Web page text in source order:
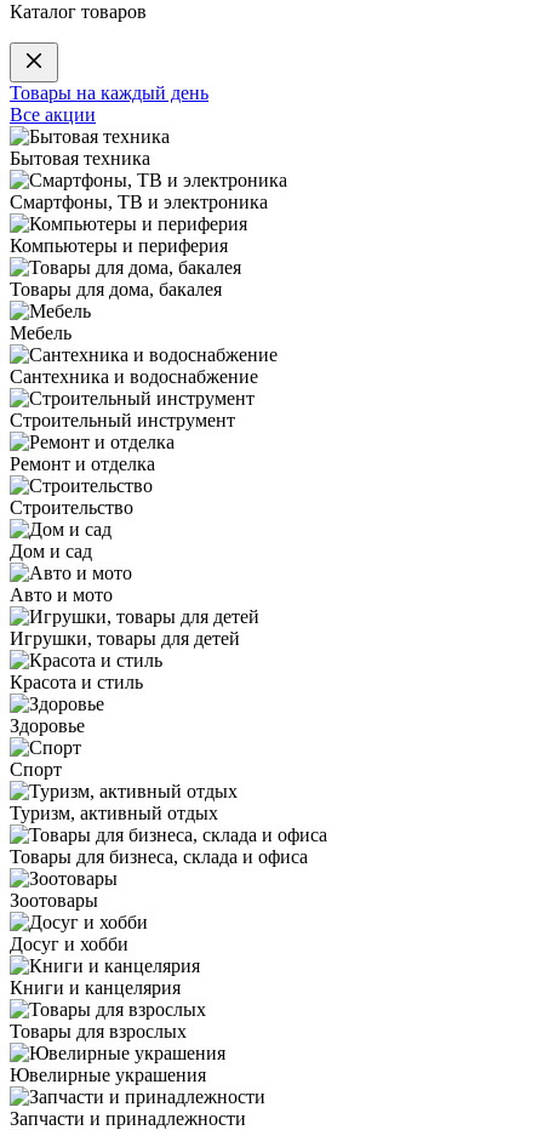
Каталог товаров
Товары на каждый день
Все акции
Бытовая техника
Смартфоны, ТВ и электроника
Компьютеры и периферия
Товары для дома, бакалея
Мебель
Сантехника и водоснабжение
Строительный инструмент
Ремонт и отделка
Строительство
Дом и сад
Авто и мото
Игрушки, товары для детей
Красота и стиль
Здоровье
Спорт
Туризм, активный отдых
Товары для бизнеса, склада и офиса
Зоотовары
Досуг и хобби
Книги и канцелярия
Товары для взрослых
Ювелирные украшения
Запчасти и принадлежности